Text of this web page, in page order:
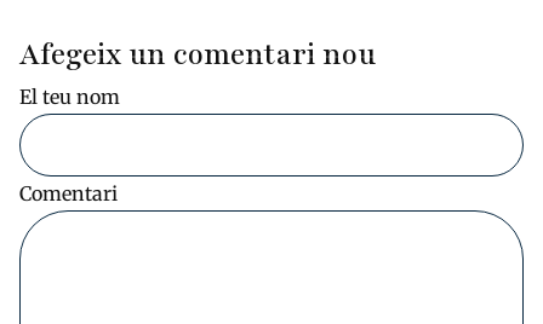
Afegeix un comentari nou
El teu nom
Comentari